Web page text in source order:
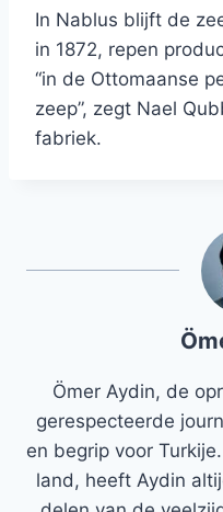
In Nablus blijft de
in 1872, repen
“in de Ottomaanse
zeep”, zegt Nael
fabriek.
Ömer Aydin, de
gerespecteerde
en begrip voor
land, heeft Aydin